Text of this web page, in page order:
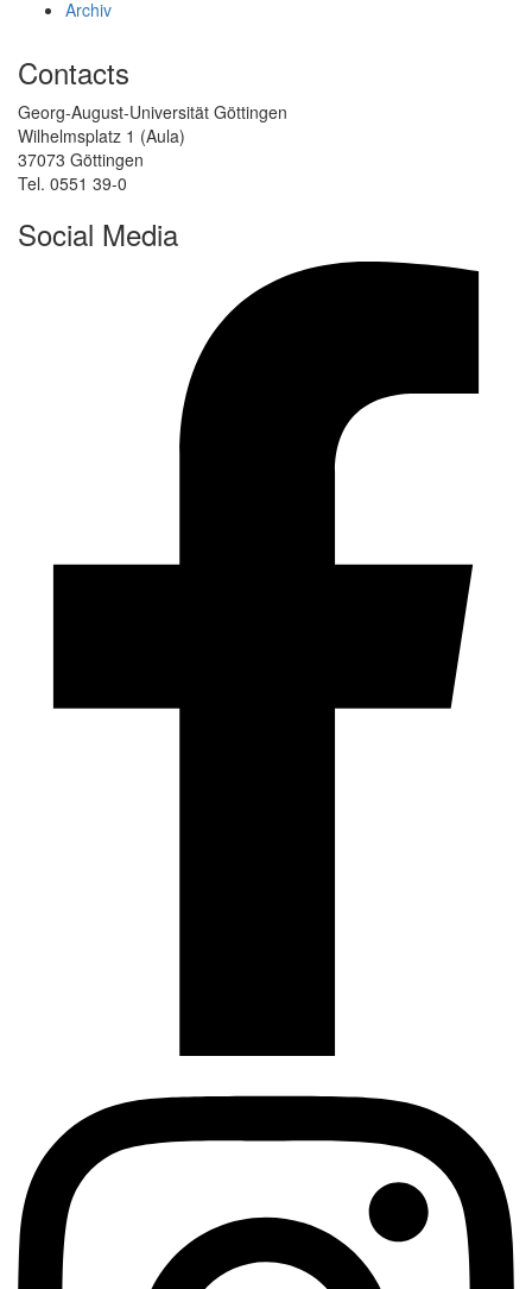
Archiv
Contacts
Georg-August-Universität Göttingen
Wilhelmsplatz 1 (Aula)
37073 Göttingen
Tel. 0551 39-0
Social Media